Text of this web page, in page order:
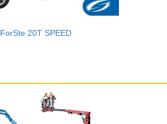
ForSte 20T SPEED